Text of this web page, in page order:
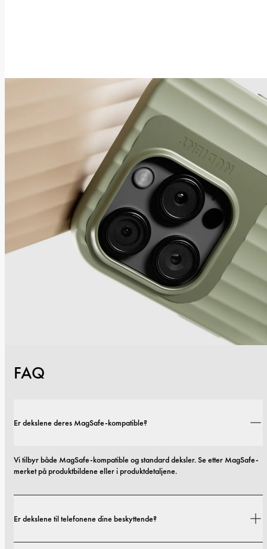
FAQ
Er dekslene deres MagSafe-kompatible?
Vi tilbyr både MagSafe-kompatible og standard deksler. Se etter MagSafe-
merket på produktbildene eller i produktdetaljene.
Er dekslene til telefonene dine beskyttende?